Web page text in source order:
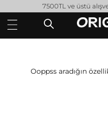
7500TL ve üstü
Ooppss aradığın